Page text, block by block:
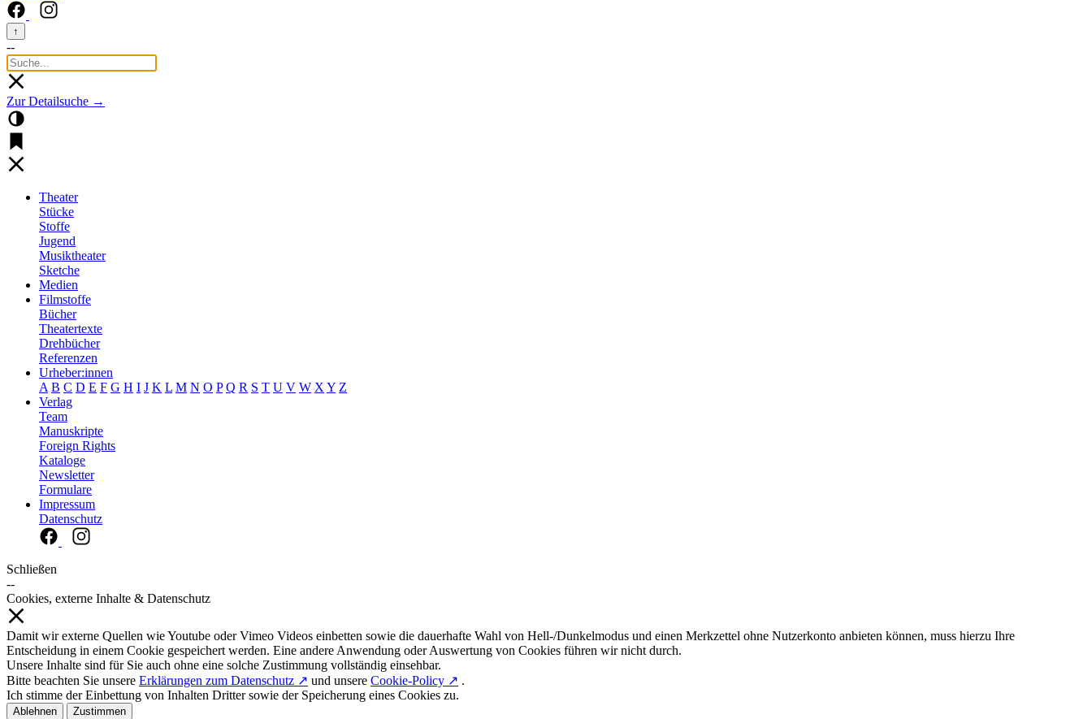
↑
--
Zur Detailsuche →
Theater
Stücke
Stoffe
Jugend
Musiktheater
Sketche
Medien
Filmstoffe
Bücher
Theatertexte
Drehbücher
Referenzen
Urheber:innen
A B C D E F G H I J K L M N O P Q R S T U V W X Y Z
Verlag
Team
Manuskripte
Foreign Rights
Kataloge
Newsletter
Formulare
Impressum
Datenschutz
Schließen
--
Cookies, externe Inhalte & Datenschutz
Damit wir externe Quellen wie Youtube oder Vimeo Videos einbetten sowie die dauerhafte Wahl von Hell-/Dunkelmodus und einen Merkzettel ohne Nutzerkonto anbieten können, muss hierzu Ihre
Entscheidung in einem Cookie gespeichert werden. Eine andere Anwendung oder Auswertung von Cookies führen wir nicht durch.
Unsere Inhalte sind für Sie auch ohne eine solche Zustimmung vollständig einsehbar.
Bitte beachten Sie unsere Erklärungen zum Datenschutz ↗ und unsere Cookie-Policy ↗ .
Ich stimme der Einbettung von Inhalten Dritter sowie der Speicherung eines Cookies zu.
Ablehnen Zustimmen